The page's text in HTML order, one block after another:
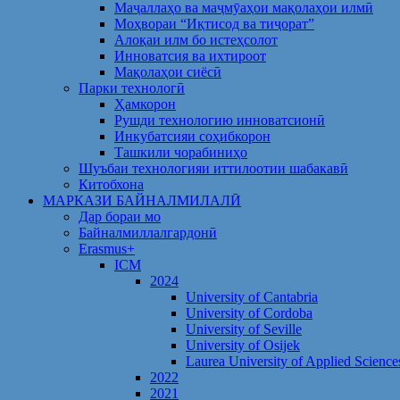
Маҷаллаҳо ва маҷмӯаҳои мақолаҳои илмӣ
Моҳвораи “Иқтисод ва тиҷорат”
Алоқаи илм бо истеҳсолот
Инноватсия ва ихтироот
Мақолаҳои сиёсӣ
Парки технологӣ
Ҳамкорон
Рушди технологию инноватсионӣ
Инкубатсияи соҳибкорон
Ташкили чорабиниҳо
Шуъбаи технологияи иттилоотии шабакавӣ
Китобхона
МАРКАЗИ БАЙНАЛМИЛАЛӢ
Дар бораи мо
Байналмиллалгардонӣ
Erasmus+
ICM
2024
University of Cantabria
University of Cordoba
University of Seville
University of Osijek
Laurea University of Applied
2022
2021